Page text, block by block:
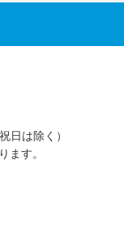
日は除く）
ます。